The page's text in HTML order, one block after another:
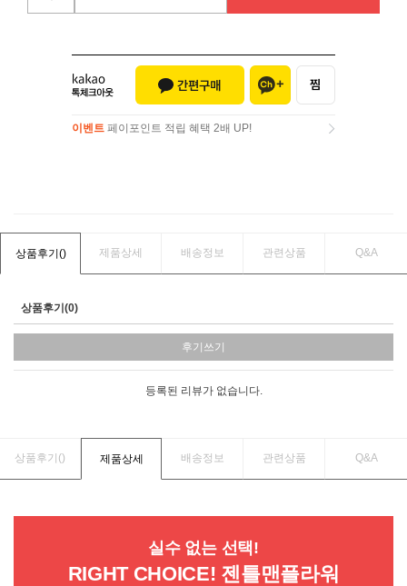
이벤트 페이포인트 적립 혜택 2배 UP!
상품후기() 제품상세 배송정보 관련상품 Q&A
상품후기(0)
후기쓰기
등록된 리뷰가 없습니다.
상품후기() 제품상세 배송정보 관련상품 Q&A
실수 없는 선택!
RIGHT CHOICE! 젠틀맨플라워